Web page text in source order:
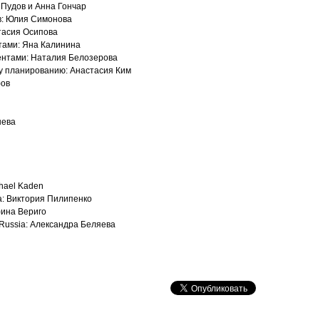
Пудов и Анна Гончар
Юлия Симонова
Осипова
Яна Калинина
Наталия Белозерова
планированию: Анастасия Ким
Kaden
Виктория Пилипенко
Вериго
Александра Беляева